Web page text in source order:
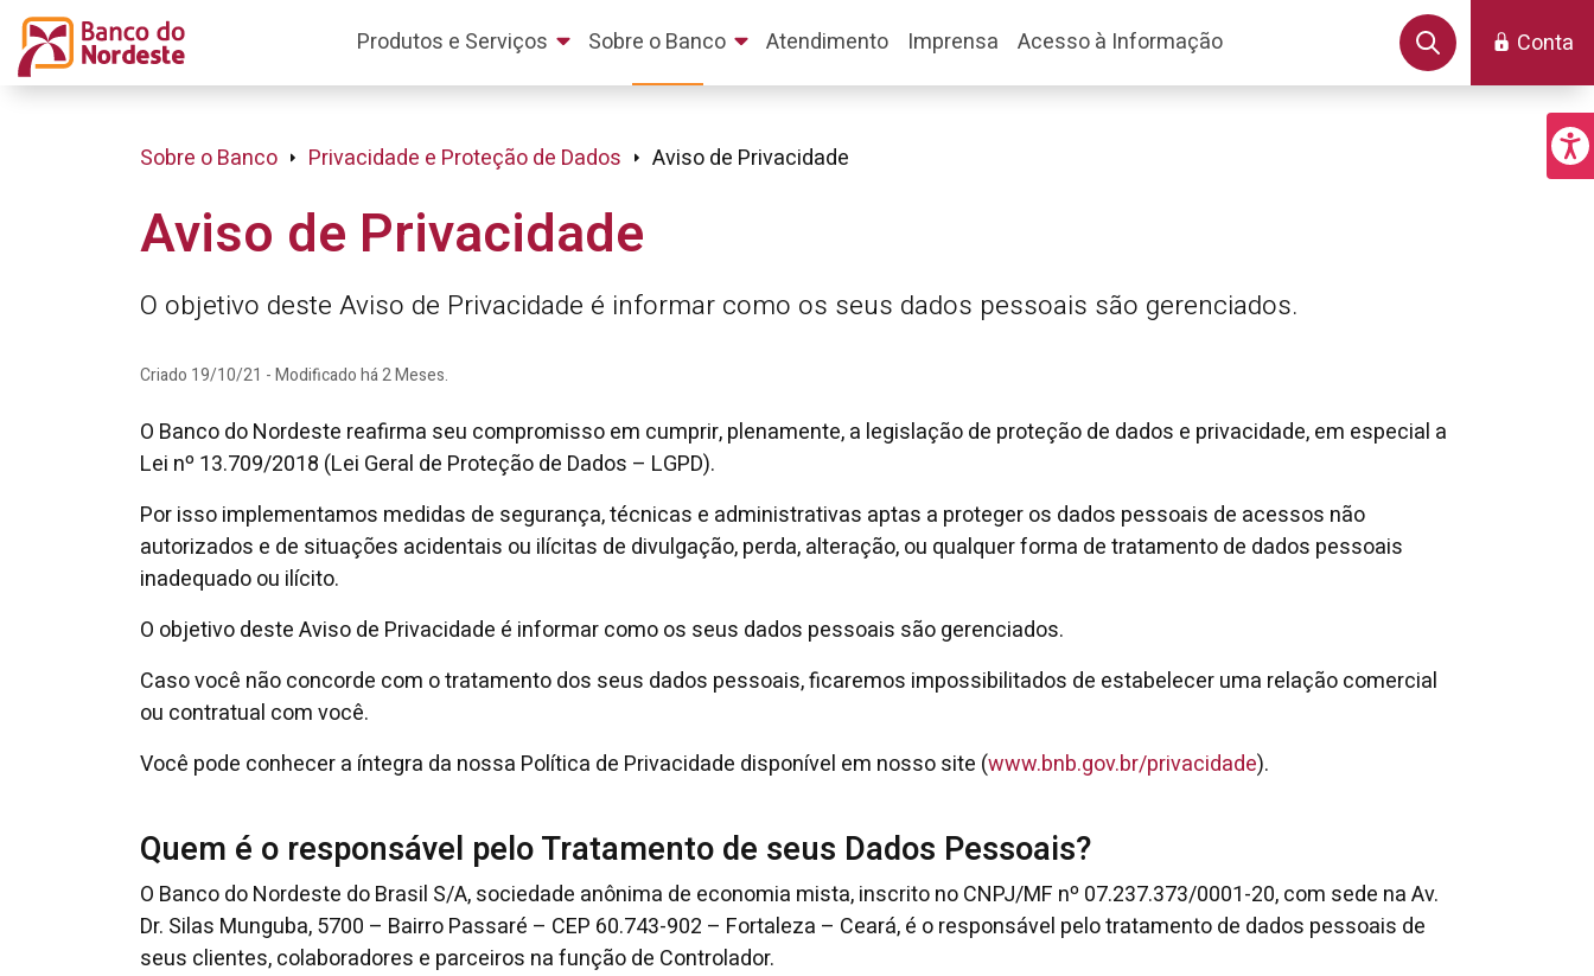
Conta
Produtos e Serviços Sobre o Banco Atendimento Imprensa Acesso à Informação
Sobre o Banco Privacidade e Proteção de Dados Aviso de Privacidade
Aviso de Privacidade
O objetivo deste Aviso de Privacidade é informar como os seus dados pessoais são gerenciados.
Criado 19/10/21 - Modificado há 2 Meses.
O Banco do Nordeste reafirma seu compromisso em cumprir, plenamente, a legislação de proteção de dados e privacidade, em especial a
Lei nº 13.709/2018 (Lei Geral de Proteção de Dados – LGPD).
Por isso implementamos medidas de segurança, técnicas e administrativas aptas a proteger os dados pessoais de acessos não
autorizados e de situações acidentais ou ilícitas de divulgação, perda, alteração, ou qualquer forma de tratamento de dados pessoais
inadequado ou ilícito.
O objetivo deste Aviso de Privacidade é informar como os seus dados pessoais são gerenciados.
Caso você não concorde com o tratamento dos seus dados pessoais, ficaremos impossibilitados de estabelecer uma relação comercial
ou contratual com você.
Você pode conhecer a íntegra da nossa Política de Privacidade disponível em nosso site (www.bnb.gov.br/privacidade).
Quem é o responsável pelo Tratamento de seus Dados Pessoais?
O Banco do Nordeste do Brasil S/A, sociedade anônima de economia mista, inscrito no CNPJ/MF nº 07.237.373/0001-20, com sede na Av.
Dr. Silas Munguba, 5700 – Bairro Passaré – CEP 60.743-902 – Fortaleza – Ceará, é o responsável pelo tratamento de dados pessoais de
seus clientes, colaboradores e parceiros na função de Controlador.